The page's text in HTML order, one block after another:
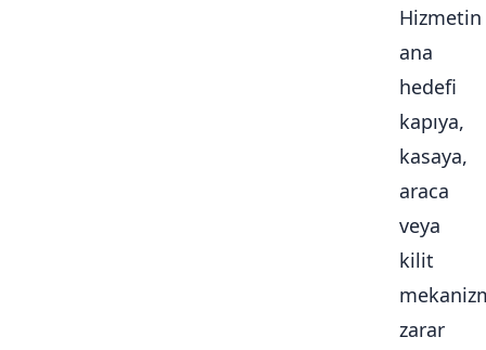
Hizmetin
ana
hedefi
kapıya,
kasaya,
araca
veya
kilit
zarar